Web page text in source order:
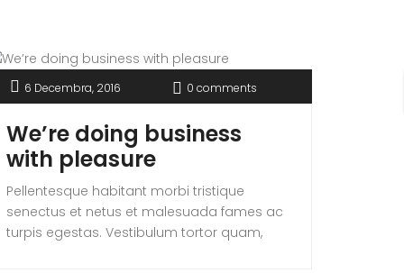
Vestibulum erat wisi, condimentum sed,
commodo [...]
6 Decembra, 2016 0 comments
We’re doing business
with pleasure
Pellentesque habitant morbi tristique
senectus et netus et malesuada fames ac
turpis egestas. Vestibulum tortor quam,